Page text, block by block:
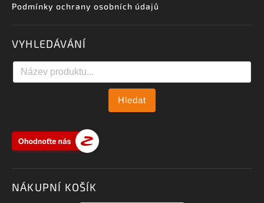
Podmínky ochrany osobních údajů
VYHLEDÁVÁNÍ
Hledat
NÁKUPNÍ KOŠÍK